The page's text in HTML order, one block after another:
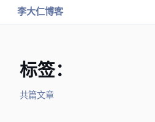
李大仁博客
标签：SEO
共 3 篇文章